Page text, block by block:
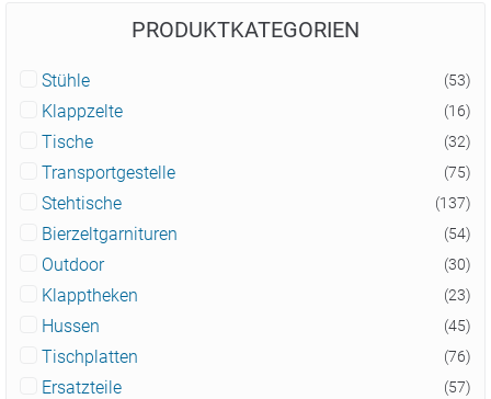
PRODUKTKATEGORIEN
Stühle (53)
Klappzelte (16)
Tische (32)
Transportgestelle (75)
Stehtische (137)
Bierzeltgarnituren (54)
Outdoor (30)
Klapptheken (23)
Hussen (45)
Tischplatten (76)
Ersatzteile (57)